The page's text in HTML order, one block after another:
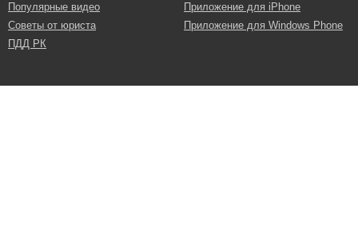
Популярные видео
Советы от юриста
ПДД РК
Приложение для iPhone
Приложение для Windows Phone